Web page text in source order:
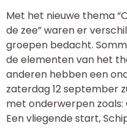
Met het nieuwe thema
de zee” waren er
groepen bedacht.
de elementen van het
anderen hebben een
zaterdag 12 september
met onderwerpen zoals:
Een vliegende start,